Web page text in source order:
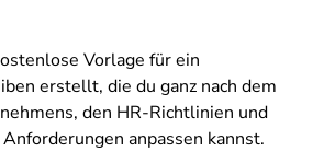
Vorlage für ein
erstellt, die du ganz nach dem
den HR-Richtlinien und
anpassen kannst.